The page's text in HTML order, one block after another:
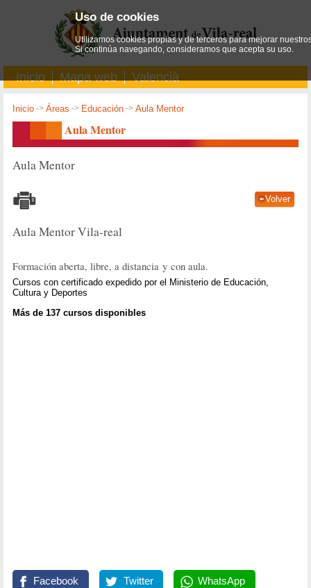
Inicio Mapa web Valencià
Inicio ->Áreas -> Educación ->Aula Mentor
Aula Mentor
Aula Mentor
Volver
Aula Mentor Vila-real
Formación aberta, libre, a distancia y con aula.
Cursos con certificado expedido por el Ministerio de Educación,
Cultura y Deportes
Más de 137 cursos disponibles
Facebook Twitter WhatsApp
Uso de cookies
Utilizamos cookies propias y de terceros para mejorar
Si continúa navegando, consideramos que acepta su uso.